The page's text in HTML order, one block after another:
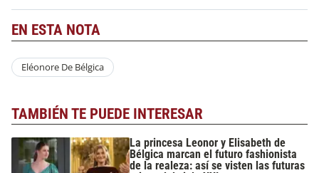
EN ESTA NOTA
Eléonore De Bélgica
TAMBIÉN TE PUEDE INTERESAR
La princesa Leonor y Elisabeth de
Bélgica marcan el futuro fashionista
de la realeza: así se visten las futuras